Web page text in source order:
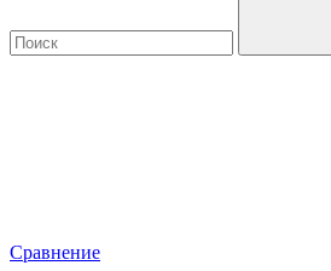
Сравнение